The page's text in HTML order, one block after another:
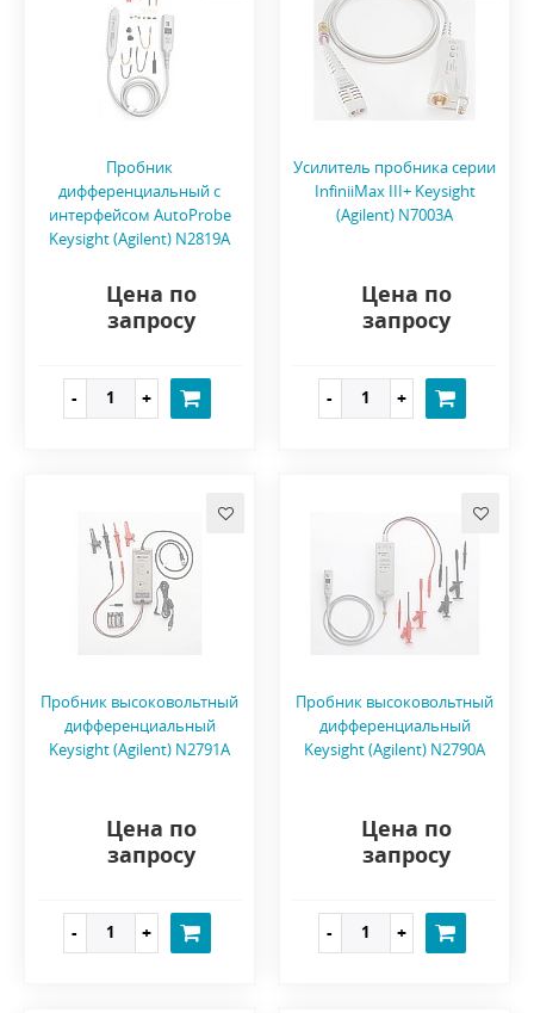
Пробник
дифференциальный с
интерфейсом AutoProbe
Keysight (Agilent) N2819A
Цена по
запросу
Усилитель пробника серии
InfiniiMax III+ Keysight
(Agilent) N7003A
Цена по
запросу
Пробник высоковольтный
дифференциальный
Keysight (Agilent) N2791A
Цена по
запросу
Пробник высоковольтный
дифференциальный
Keysight (Agilent) N2790A
Цена по
запросу